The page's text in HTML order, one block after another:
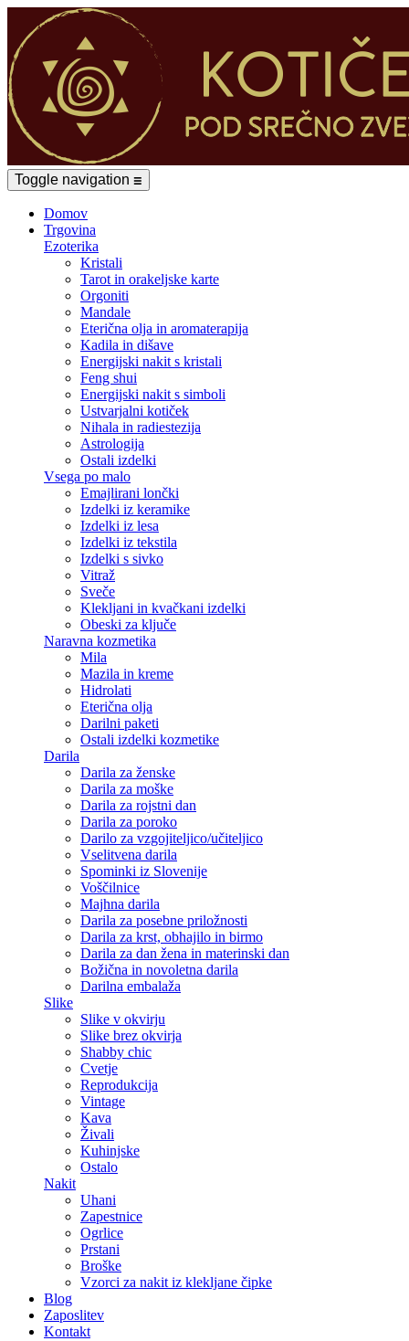
Toggle navigation ☰
Domov
Trgovina
Ezoterika
Kristali
Tarot in orakeljske karte
Orgoniti
Mandale
Eterična olja in aromaterapija
Kadila in dišave
Energijski nakit s kristali
Feng shui
Energijski nakit s simboli
Ustvarjalni kotiček
Nihala in radiestezija
Astrologija
Ostali izdelki
Vsega po malo
Emajlirani lončki
Izdelki iz keramike
Izdelki iz lesa
Izdelki iz tekstila
Izdelki s sivko
Vitraž
Sveče
Klekljani in kvačkani izdelki
Obeski za ključe
Naravna kozmetika
Mila
Mazila in kreme
Hidrolati
Eterična olja
Darilni paketi
Ostali izdelki kozmetike
Darila
Darila za ženske
Darila za moške
Darila za rojstni dan
Darila za poroko
Darilo za vzgojiteljico/učiteljico
Vselitvena darila
Spominki iz Slovenije
Voščilnice
Majhna darila
Darila za posebne priložnosti
Darila za krst, obhajilo in birmo
Darila za dan žena in materinski dan
Božična in novoletna darila
Darilna embalaža
Slike
Slike v okvirju
Slike brez okvirja
Shabby chic
Cvetje
Reprodukcija
Vintage
Kava
Živali
Kuhinjske
Ostalo
Nakit
Uhani
Zapestnice
Ogrlice
Prstani
Broške
Vzorci za nakit iz klekljane čipke
Blog
Zaposlitev
Kontakt